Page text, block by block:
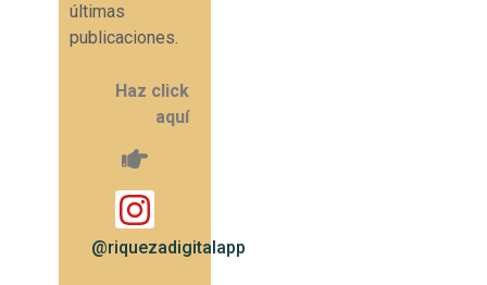
últimas
publicaciones.
Haz click
aquí
@riquezadigitalapp